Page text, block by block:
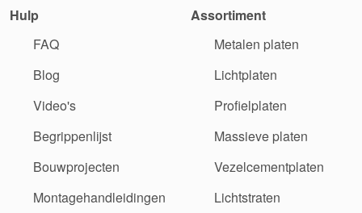
Hulp
FAQ
Blog
Video's
Begrippenlijst
Bouwprojecten
Montagehandleidingen
Assortiment
Metalen platen
Lichtplaten
Profielplaten
Massieve platen
Vezelcementplaten
Lichtstraten